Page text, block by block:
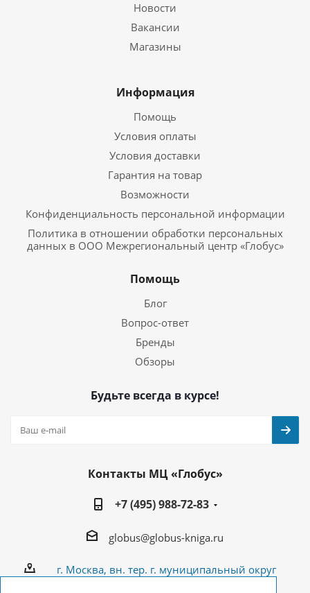
Новости
Вакансии
Магазины
Информация
Помощь
Условия оплаты
Условия доставки
Гарантия на товар
Возможности
Конфиденциальность персональной информации
Политика в отношении обработки персональных
данных в ООО Межрегиональный центр «Глобус»
Помощь
Блог
Вопрос-ответ
Бренды
Обзоры
Будьте всегда в курсе!
Контакты МЦ «Глобус»
+7 (495) 988-72-83
globus@globus-kniga.ru
г. Москва, вн. тер. г. муниципальный округ